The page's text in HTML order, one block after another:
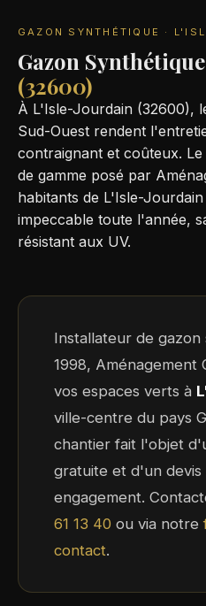
GAZON SYNTHÉTIQUE ·
Gazon
(32600)
À L'Isle-Jourdain (32600),
Sud-Ouest rendent
contraignant et coûteux.
de gamme posé par
habitants de L'Isle-
impeccable toute l'année,
résistant aux UV.
Installateur de
1998, Aménagement
vos espaces verts à
ville-centre du pays
chantier fait l'objet
gratuite et d'un devis
engagement.
61 13 40 ou via notre
contact.